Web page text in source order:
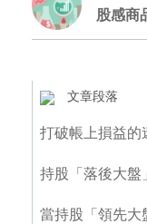
股感商
文章段落
打破帳上損益的
持股「落後大盤
當持股「領先大